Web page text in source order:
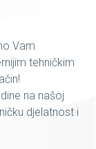
Vam
tehničkim
na našoj
djelatnost i